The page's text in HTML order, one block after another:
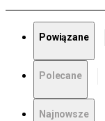
Powiązane
Polecane
Najnowsze